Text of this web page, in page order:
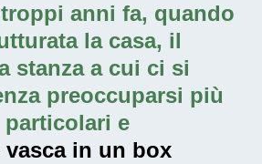
anni fa, quando
la casa, il
stanza a cui ci si
preoccuparsi più
e
vasca in un box